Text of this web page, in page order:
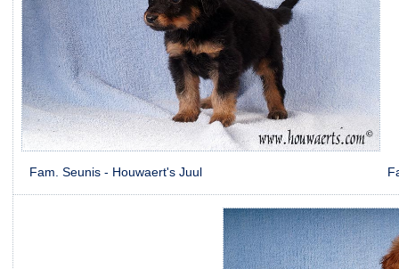
Fam. Seunis - Houwaert's Juul Fam. v.d.